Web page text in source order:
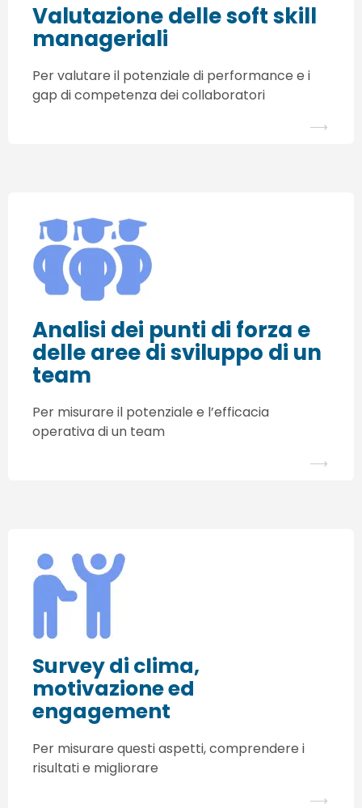
Analisi dei punti di forza e
delle aree di sviluppo di un
team
Per misurare il potenziale e l’efficacia
operativa di un team
⟶
Valutazione delle soft skill
manageriali
Per valutare il potenziale di performance e i
gap di competenza dei collaboratori
⟶
Survey di clima,
motivazione ed
engagement
Per misurare questi aspetti, comprendere i
risultati e migliorare
⟶